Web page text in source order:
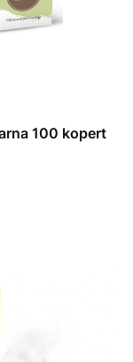
100 kopert